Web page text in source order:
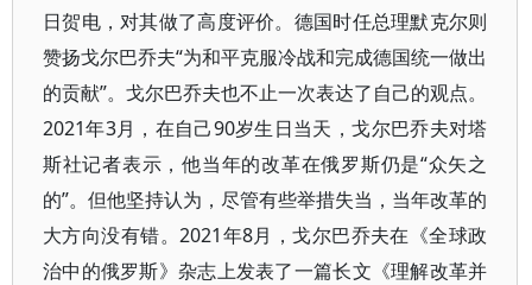
日贺电，对其做了高度评价。德国时任总理默克尔则
赞扬戈尔巴乔夫“为和平克服冷战和完成德国统一做出
的贡献”。戈尔巴乔夫也不止一次表达了自己的观点。
2021年3月，在自己90岁生日当天，戈尔巴乔夫对塔
斯社记者表示，他当年的改革在俄罗斯仍是“众矢之
的”。但他坚持认为，尽管有些举措失当，当年改革的
大方向没有错。2021年8月，戈尔巴乔夫在《全球政
治中的俄罗斯》杂志上发表了一篇长文《理解改革并